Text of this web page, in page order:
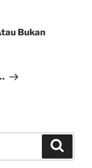
Bukan